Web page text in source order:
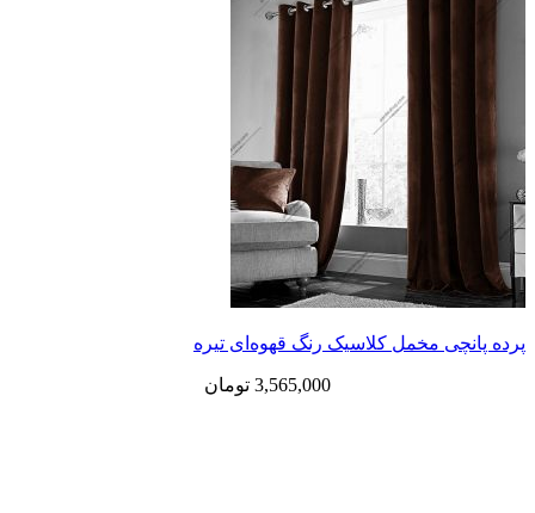
پرده پانچی مخمل کلاسیک رنگ قهوه‌ای تیره
3,565,000 تومان